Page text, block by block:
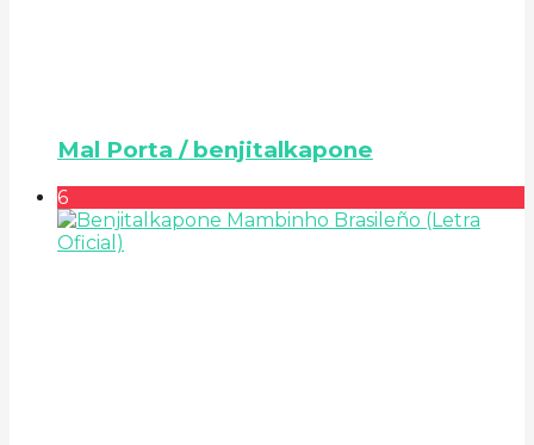
Mal Porta / benjitalkapone
6